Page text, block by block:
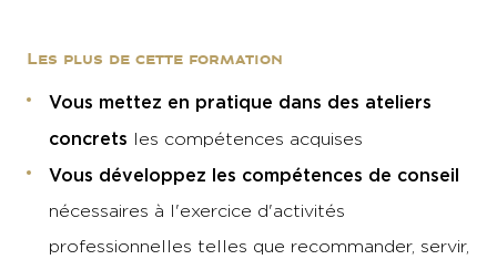
Les plus de cette formation
Vous mettez en pratique dans des ateliers
concrets les compétences acquises
Vous développez les compétences de conseil
nécessaires à l'exercice d'activités
professionnelles telles que recommander, servir,